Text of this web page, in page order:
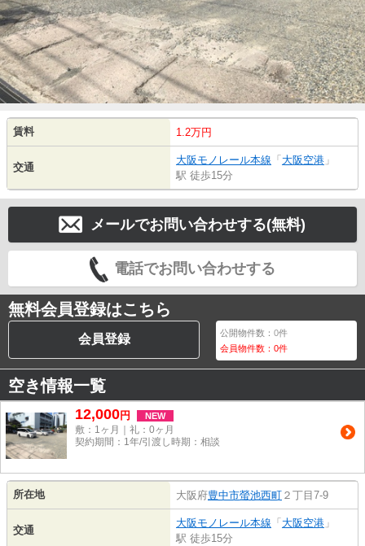
賃料 1.2万円
交通
大阪モノレール本線 「 大阪空港 」
駅 徒歩15分
メールでお問い合わせする(無料)
電話でお問い合わせする
無料会員登録はこちら
会員登録 公開物件数：0件
会員物件数：0件
空き情報一覧
12,000円 NEW
敷：1ヶ月｜礼：0ヶ月
契約期間：1年/引渡し時期：相談
所在地 大阪府豊中市螢池西町 ２丁目7-9
交通
大阪モノレール本線 「 大阪空港 」
駅 徒歩15分